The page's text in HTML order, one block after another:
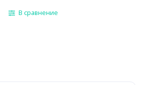
В сравнение